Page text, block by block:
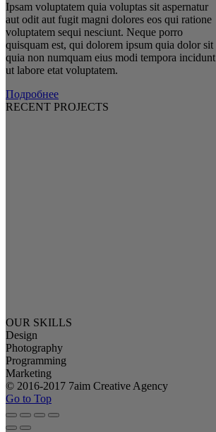
Ipsam voluptatem quia voluptas sit aspernatur
aut odit aut fugit magni dolores eos qui ratione
voluptatem sequi nesciunt. Neque porro
quisquam est, qui dolorem ipsum quia dolor sit
quia non numquam eius modi tempora incidunt
ut labore etat voluptatem.
Подробнее
RECENT PROJECTS
OUR SKILLS
Design
Photography
Programming
Marketing
© 2016-2017 7aim Creative Agency
Go to Top